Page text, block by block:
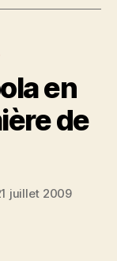
en
de
juillet 2009